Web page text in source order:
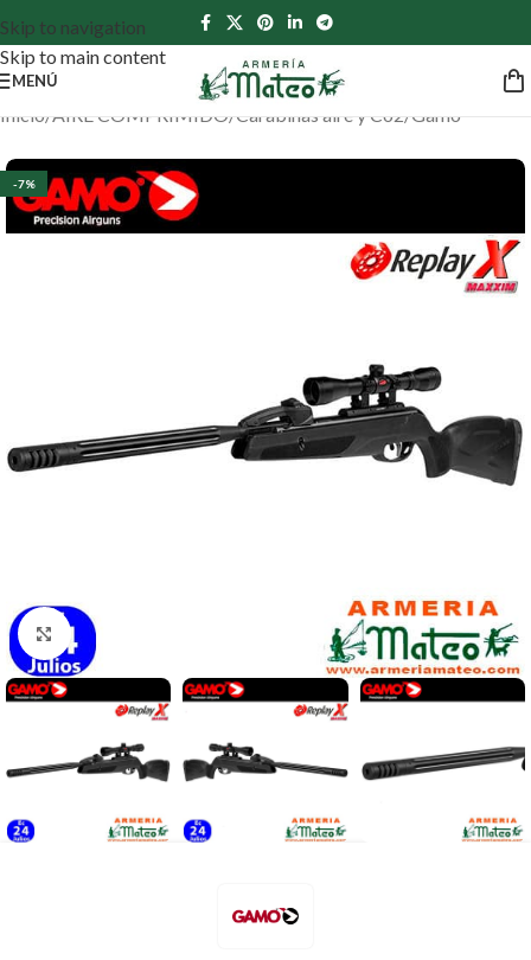
Skip to navigation
Skip to main content
MENÚ
Inicio/AIRE COMPRIMIDO/ Carabinas aire y Co2 / Gamo
-7%
Clic para ampliar